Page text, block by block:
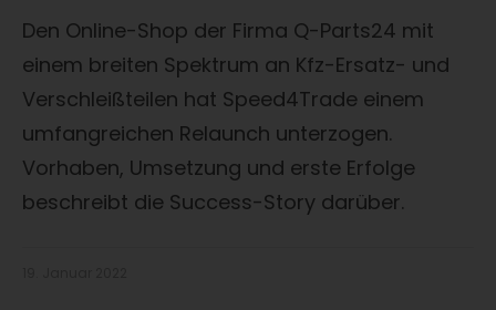
Den Online-Shop der Firma Q-Parts24 mit
einem breiten Spektrum an Kfz-Ersatz- und
Verschleißteilen hat Speed4Trade einem
umfangreichen Relaunch unterzogen.
Vorhaben, Umsetzung und erste Erfolge
beschreibt die Success-Story darüber.